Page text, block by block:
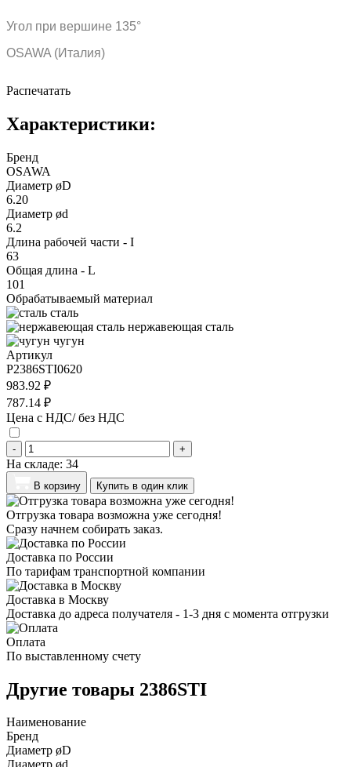
Угол при вершине 135°
OSAWA (Италия)
Распечатать
Характеристики:
Бренд
OSAWA
Диаметр øD
6.20
Диаметр ød
6.2
Длина рабочей части - I
63
Общая длина - L
101
Обрабатываемый материал
сталь
нержавеющая сталь
чугун
Артикул
P2386STI0620
983.92 ₽
787.14 ₽
Цена с НДС/ без НДС
- +
На складе: 34
В корзину Купить в один клик
Отгрузка товара возможна уже сегодня!
Сразу начнем собирать заказ.
Доставка по России
По тарифам транспортной компании
Доставка в Москву
Доставка до адреса получателя - 1-3 дня с момента отгрузки
Оплата
По выставленному счету
Другие товары 2386STI
Наименование
Бренд
Диаметр øD